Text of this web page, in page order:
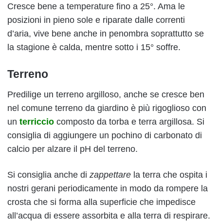
Cresce bene a temperature fino a 25°. Ama le
posizioni in pieno sole e riparate dalle correnti
d’aria, vive bene anche in penombra soprattutto se
la stagione è calda, mentre sotto i 15° soffre.
Terreno
Predilige un terreno argilloso, anche se cresce ben
nel comune terreno da giardino è più rigoglioso con
un terriccio composto da torba e terra argillosa. Si
consiglia di aggiungere un pochino di carbonato di
calcio per alzare il pH del terreno.
Si consiglia anche di zappettare la terra che ospita i
nostri gerani periodicamente in modo da rompere la
crosta che si forma alla superficie che impedisce
all’acqua di essere assorbita e alla terra di respirare.